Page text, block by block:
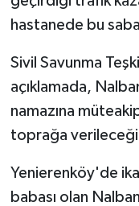
hastanede bu
Sivil Savunma
açıklamada,
namazına
toprağa
Yenierenköy'de
babası olan